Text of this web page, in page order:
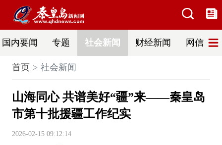
国内要闻 专题 社会新闻 财经新闻 网信普法
首页 社会新闻
山海同心 共谱美好“疆”来——秦皇岛
市第十批援疆工作纪实
2026-02-15 09:12:14